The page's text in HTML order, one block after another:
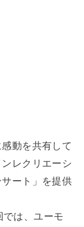
動を共有して
レクリエーシ
ート」を提供
は、ユーモ